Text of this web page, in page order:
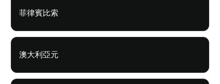
菲律賓比索
澳大利亞元